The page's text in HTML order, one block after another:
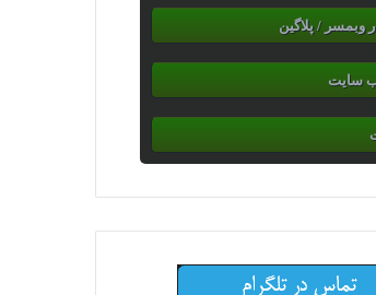
وبمسر / پلاگین
سایت